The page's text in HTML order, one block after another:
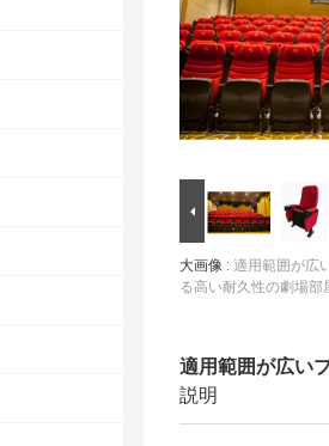
大画像 : 適用範囲が広
る高い耐久性の劇場部
適用範囲が広い
説明